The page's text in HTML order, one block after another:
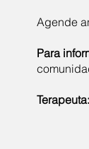
Agende
Para
Terapeuta: